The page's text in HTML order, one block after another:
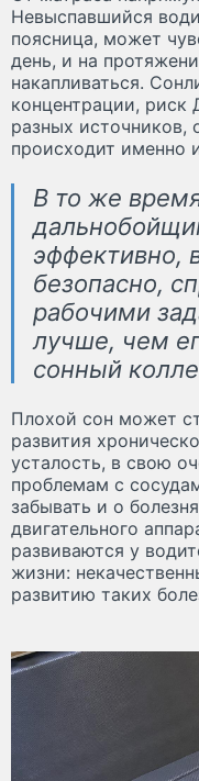
Невыспавшийся
поясница, может
день, и на
накапливаться.
концентрации,
разных источников,
происходит именно
В то же
эффективно,
безопасно,
рабочими
лучше, чем
сонный
Плохой сон может
развития
усталость, в свою
проблемам с
забывать и о
двигательного
развиваются у
жизни:
развитию таких